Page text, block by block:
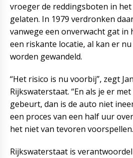
vroeger de reddingsboten in
gelaten. In 1979 verdronken
vanwege een onverwacht gat
een riskante locatie, al kan er
worden gewandeld.
“Het risico is nu voorbij”, zegt
Rijkswaterstaat. “En als je er
gebeurt, dan is de auto niet
een proces van een half uur
het niet van tevoren
Rijkswaterstaat is